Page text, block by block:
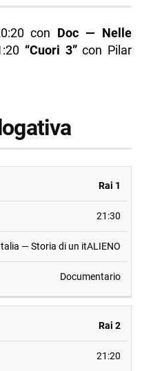
con Doc — Nelle
“Cuori 3”con Pilar
GENERE
Rai 1
21:30
— Storia di un itALIENO
Documentario
Rai 2
21:20